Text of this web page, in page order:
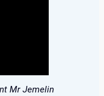
Mr Jemelin